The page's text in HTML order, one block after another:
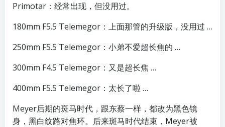
Primotar：经常出现，但没用过。
180mm F5.5 Telemegor：上面那管的升级版，没用过 …
250mm F5.5 Telemegor：小弟不爱超长焦的 …
300mm F4.5 Telemegor：又是超长焦 …
400mm F5.5 Telemegor：太长了啦 …
Meyer后期的斑马时代，跟东蔡一样，都改为黑色镜
身，黑白纹路对焦环。后来斑马时代结束，Meyer被